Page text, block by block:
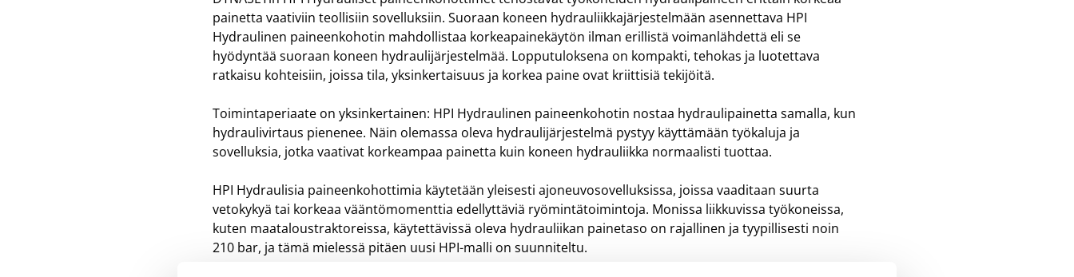
painetta vaativiin teollisiin sovelluksiin. Suoraan koneen hydrauliikkajärjestelmään asennettava HPI
Hydraulinen paineenkohotin mahdollistaa korkeapainekäytön ilman erillistä voimanlähdettä eli se
hyödyntää suoraan koneen hydraulijärjestelmää. Lopputuloksena on kompakti, tehokas ja luotettava
ratkaisu kohteisiin, joissa tila, yksinkertaisuus ja korkea paine ovat kriittisiä tekijöitä.
Toimintaperiaate on yksinkertainen: HPI Hydraulinen paineenkohotin nostaa hydraulipainetta samalla, kun
hydraulivirtaus pienenee. Näin olemassa oleva hydraulijärjestelmä pystyy käyttämään työkaluja ja
sovelluksia, jotka vaativat korkeampaa painetta kuin koneen hydrauliikka normaalisti tuottaa.
HPI Hydraulisia paineenkohottimia käytetään yleisesti ajoneuvosovelluksissa, joissa vaaditaan suurta
vetokykyä tai korkeaa vääntömomenttia edellyttäviä ryömintätoimintoja. Monissa liikkuvissa työkoneissa,
kuten maataloustraktoreissa, käytettävissä oleva hydrauliikan painetaso on rajallinen ja tyypillisesti noin
210 bar, ja tämä mielessä pitäen uusi HPI-malli on suunniteltu.